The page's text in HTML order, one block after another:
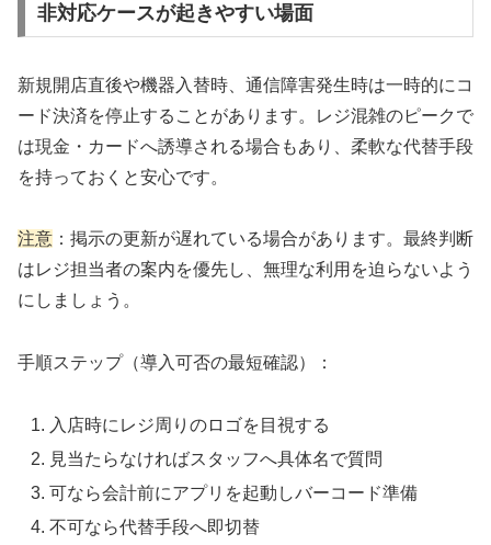
非対応ケースが起きやすい場面
新規開店直後や機器入替時、通信障害発生時は一時的にコ
ード決済を停止することがあります。レジ混雑のピークで
は現金・カードへ誘導される場合もあり、柔軟な代替手段
を持っておくと安心です。
注意 ：掲示の更新が遅れている場合があります。最終判断
はレジ担当者の案内を優先し、無理な利用を迫らないよう
にしましょう。
手順ステップ（導入可否の最短確認）：
入店時にレジ周りのロゴを目視する
見当たらなければスタッフへ具体名で質問
可なら会計前にアプリを起動しバーコード準備
不可なら代替手段へ即切替